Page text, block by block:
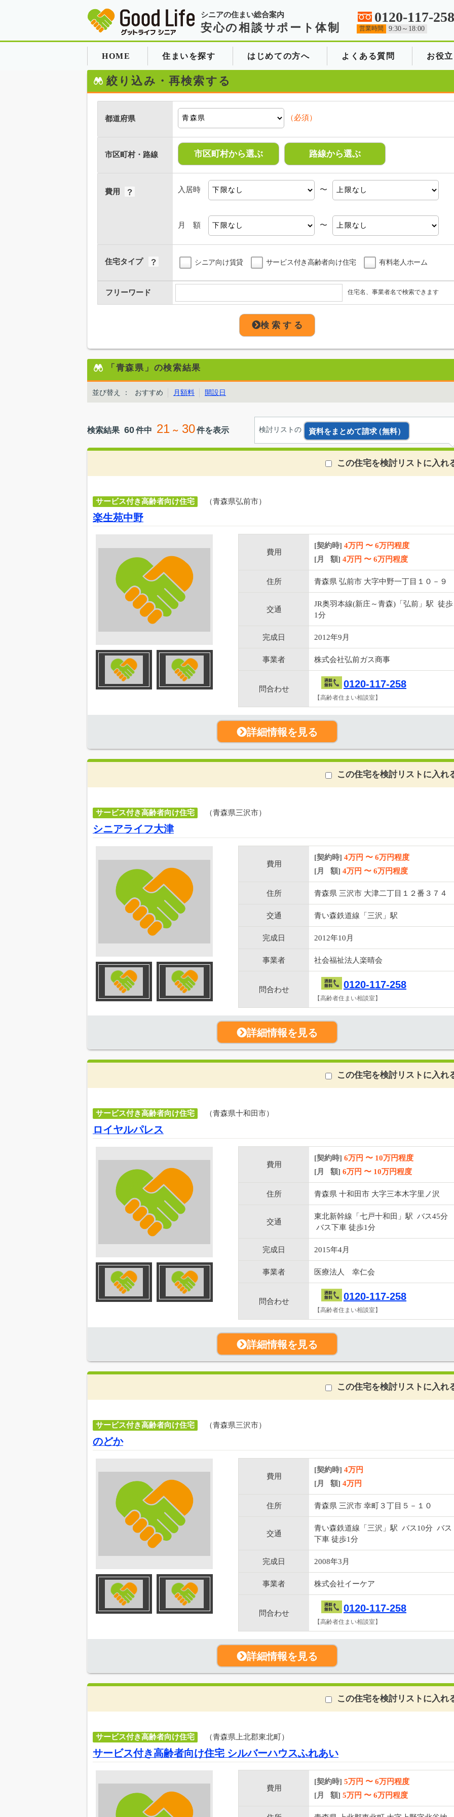
シニアの住まい総合案内
安心の相談サポート体制
0120-117-258
営業時間 9:30～18:00
HOME 住まいを探す はじめての方へ よくある質問 お役
絞り込み・再検索する
都道府県 （必須）
市区町村・路線 市区町村から選ぶ 路線から選ぶ
費用 入居時 〜
月 額 〜
住宅タイプ シニア向け賃貸 サービス付き高齢者向け住宅 有料老人ホーム
フリーワード 住宅名、事業者名で検索できます
検 索 す る
「青森県」の検索結果
並び替え ： おすすめ 月額料 開設日
検索結果 60件中 21 ～ 30件を表示 検討リストの 資料をまとめて請求（無料）
この住宅を検討リストに入れ
サービス付き高齢者向け住宅 （青森県弘前市）
楽生苑中野
費用
[契約時] 4万円 〜 6万円程度
[月 額] 4万円 〜 6万円程度
住所 青森県 弘前市 大字中野一丁目１０－９
交通
JR奥羽本線(新庄～青森)「弘前」駅 徒歩
1分
完成日 2012年9月
事業者 株式会社弘前ガス商事
問合わせ 0120-117-258
【高齢者住まい相談室】
詳細情報を見る
この住宅を検討リストに入れ
サービス付き高齢者向け住宅 （青森県三沢市）
シニアライフ大津
費用
[契約時] 4万円 〜 6万円程度
[月 額] 4万円 〜 6万円程度
住所 青森県 三沢市 大津二丁目１２番３７４
交通 青い森鉄道線「三沢」駅
完成日 2012年10月
事業者 社会福祉法人楽晴会
問合わせ 0120-117-258
【高齢者住まい相談室】
詳細情報を見る
この住宅を検討リストに入れ
サービス付き高齢者向け住宅 （青森県十和田市）
ロイヤルパレス
費用
[契約時] 6万円 〜 10万円程度
[月 額] 6万円 〜 10万円程度
住所 青森県 十和田市 大字三本木字里ノ沢
交通
東北新幹線「七戸十和田」駅 バス45分
バス下車 徒歩1分
完成日 2015年4月
事業者 医療法人 幸仁会
問合わせ 0120-117-258
【高齢者住まい相談室】
詳細情報を見る
この住宅を検討リストに入れ
サービス付き高齢者向け住宅 （青森県三沢市）
のどか
費用
[契約時] 4万円
[月 額] 4万円
住所 青森県 三沢市 幸町３丁目５－１０
交通
青い森鉄道線「三沢」駅 バス10分 バス
下車 徒歩1分
完成日 2008年3月
事業者 株式会社イーケア
問合わせ 0120-117-258
【高齢者住まい相談室】
詳細情報を見る
この住宅を検討リストに入れ
サービス付き高齢者向け住宅 （青森県上北郡東北町）
サービス付き高齢者向け住宅 シルバーハウスふれあい
費用
[契約時] 5万円 〜 6万円程度
[月 額] 5万円 〜 6万円程度